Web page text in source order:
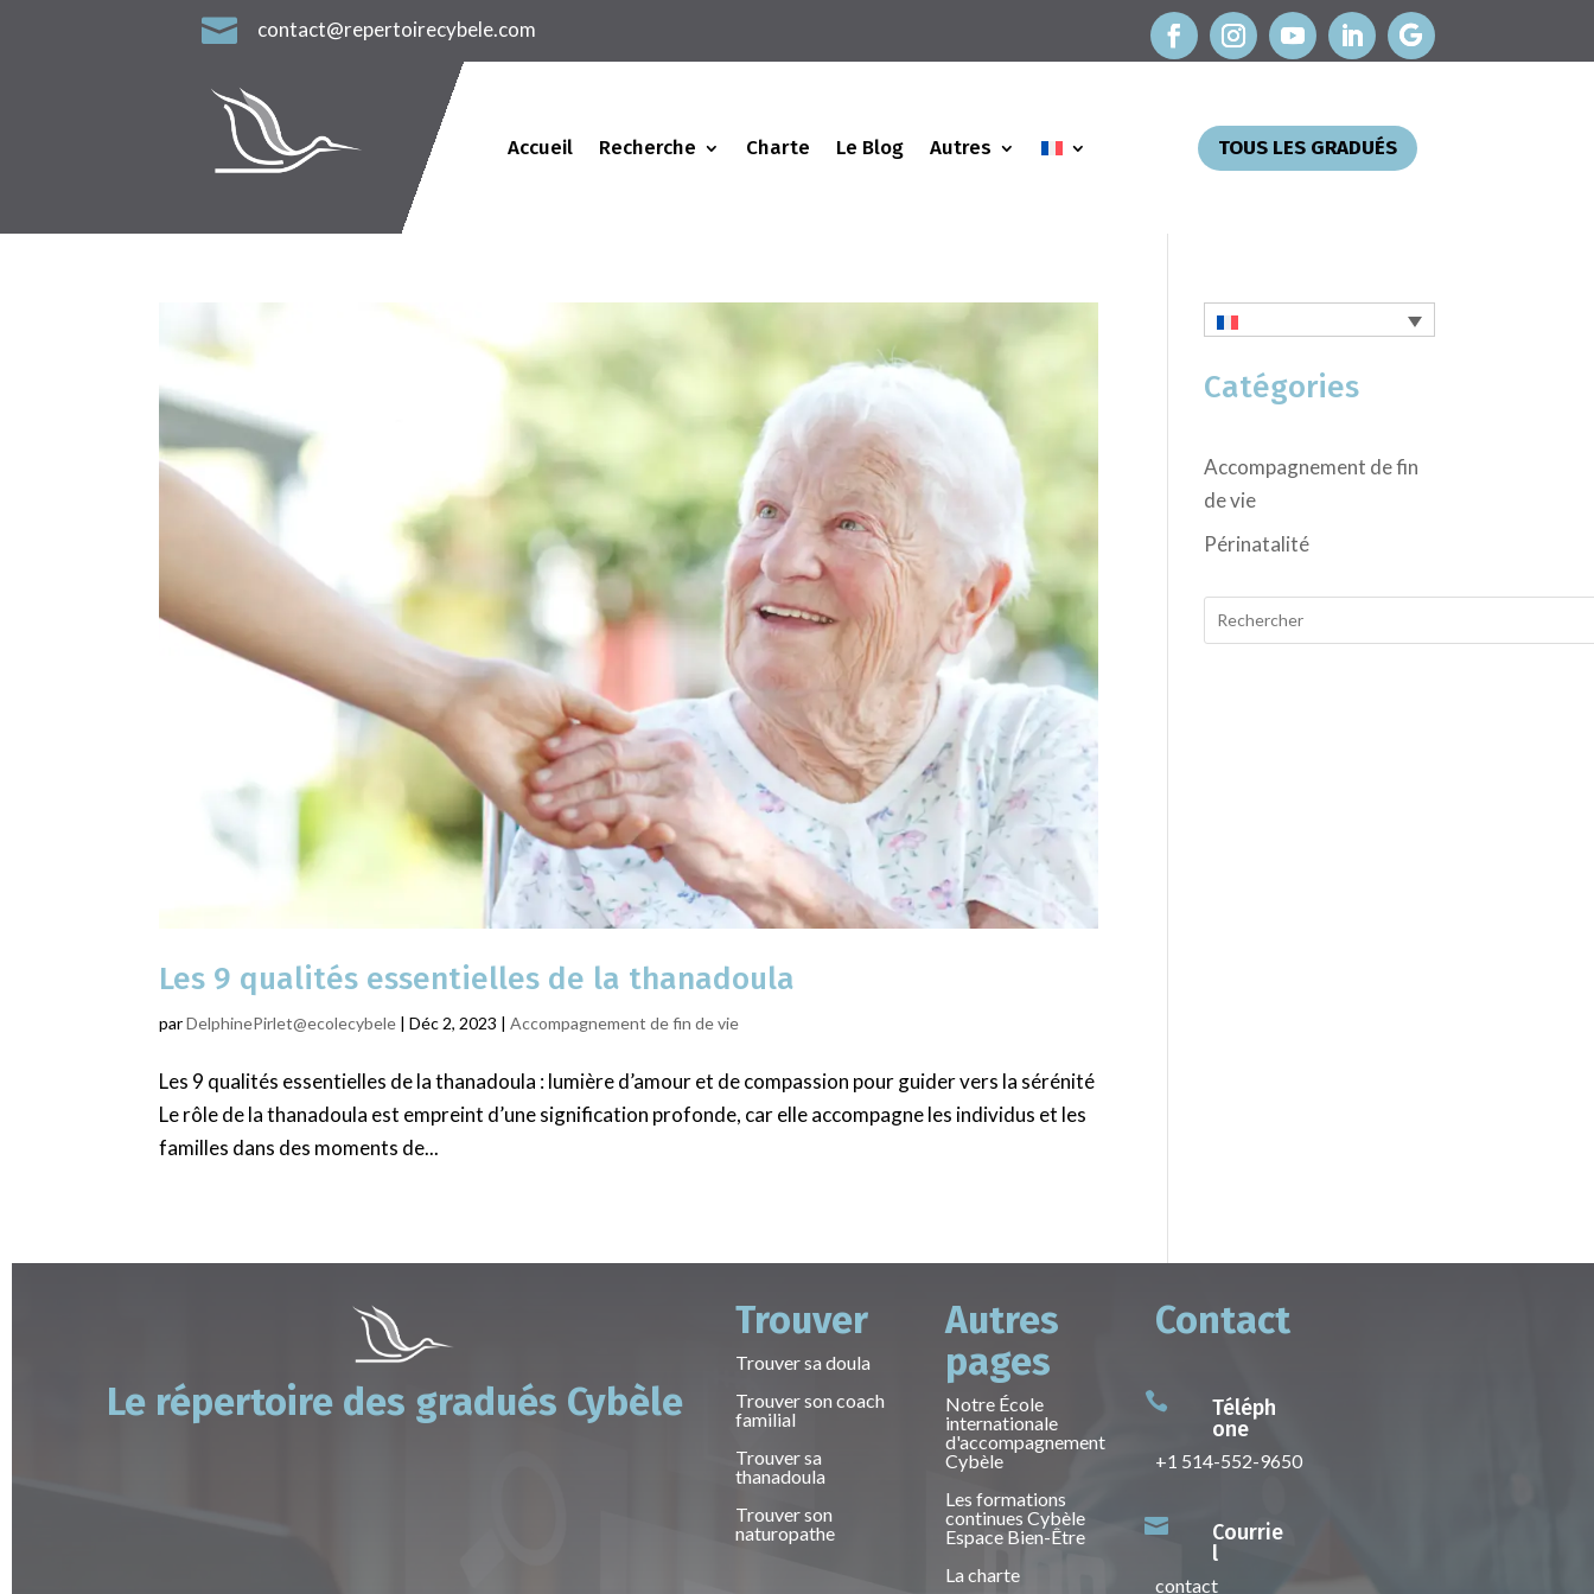
 contact@repertoirecybele.com
Accueil Recherche Charte Le Blog Autres TOUS LES GRADUÉS
Les 9 qualités essentielles de la thanadoula
parDelphinePirlet@ecolecybele |Déc 2, 2023 |Accompagnement de fin de vie
Les 9 qualités essentielles de la thanadoula : lumière d’amour et de compassion pour guider vers la sérénité
Le rôle de la thanadoula est empreint d’une signification profonde, car elle accompagne les individus et les
familles dans des moments de...
Catégories
Accompagnement de fin
de vie
Périnatalité
Le répertoire des gradués Cybèle
Trouver
Trouver sa doula
Trouver son coach
familial
Trouver sa
thanadoula
Trouver son
naturopathe
Autres
pages
Notre École
internationale
d'accompagnement
Cybèle
Les formations
continues Cybèle
Espace Bien-Être
La charte
Contact

Téléph
one
+1 514-552-9650

Courrie
l
contact